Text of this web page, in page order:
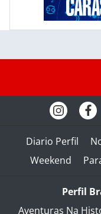
Diario Perfil
Weekend
Perfil
Aventuras Na